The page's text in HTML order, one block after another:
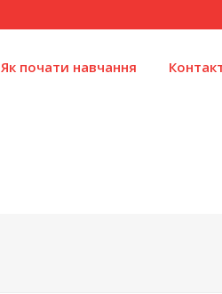
Як почати навчання